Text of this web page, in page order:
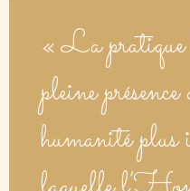
« La
pleine
humanité plus